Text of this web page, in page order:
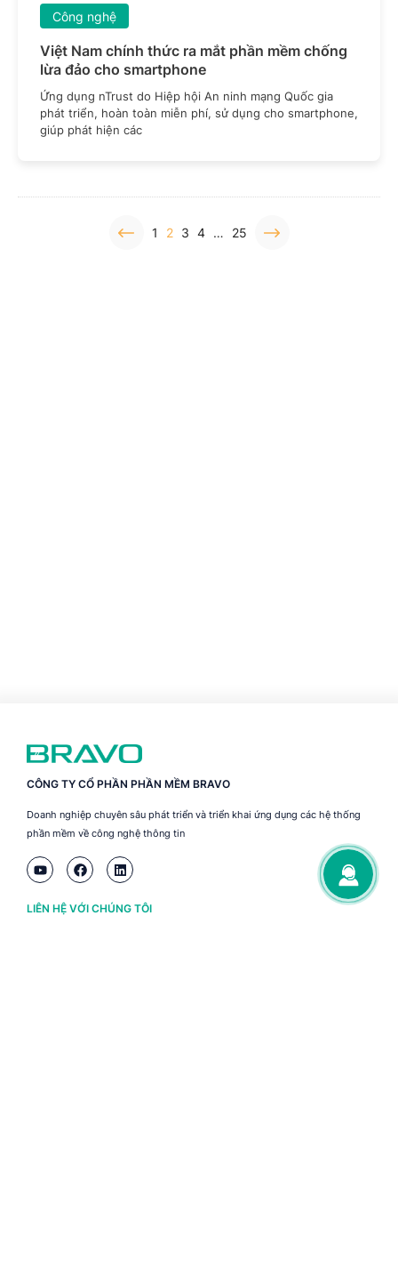
Việt Nam chính thức ra mắt phần mềm chống
lừa đảo cho smartphone
Công nghệ
Ứng dụng nTrust do Hiệp hội An ninh mạng Quốc gia
phát triển, hoàn toàn miễn phí, sử dụng cho smartphone,
giúp phát hiện các
1 2 3 4 … 25
CÔNG TY CỔ PHẦN PHẦN MỀM BRAVO
Doanh nghiệp chuyên sâu phát triển và triển khai ứng dụng các hệ thống
phần mềm về công nghệ thông tin
LIÊN HỆ VỚI CHÚNG TÔI